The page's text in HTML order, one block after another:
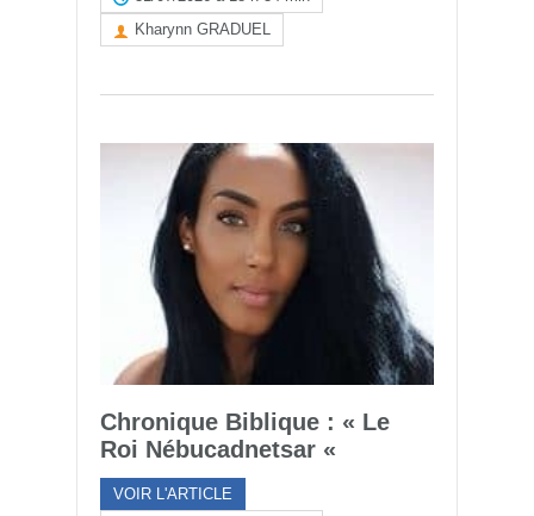
Kharynn GRADUEL
Chronique Biblique : « Le
Roi Nébucadnetsar «
VOIR L'ARTICLE